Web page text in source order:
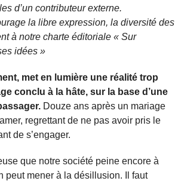
d’un contributeur externe.
la libre expression, la diversité des
à notre charte éditoriale « Sur
idées »
met en lumière une réalité trop
conclu à la hâte, sur la base d’une
Douze ans après un mariage
regrettant de ne pas avoir pris le
de s’engager.
que notre société peine encore à
peut mener à la désillusion. Il faut